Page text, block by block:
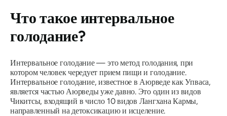
Что такое интервальное
голодание?
Интервальное голодание — это метод голодания, при
котором человек чередует прием пищи и голодание.
Интервальное голодание, известное в Аюрведе как Упваса,
является частью Аюрведы уже давно. Это один из видов
Чикитсы, входящий в число 10 видов Лангхана Кармы,
направленный на детоксикацию и исцеление.